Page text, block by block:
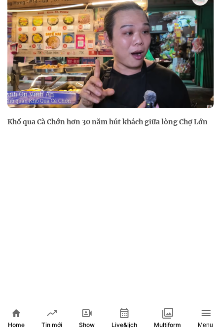
Khổ qua Cà Chớn hơn 30 năm hút khách giữa lòng Chợ Lớn
Xem thêm
Home Tin mới Show Live&lịch Multiform Menu